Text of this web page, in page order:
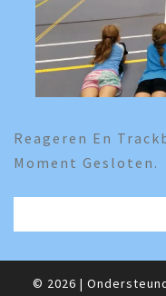
Reageren En
Moment Gesloten.
© 2026 |